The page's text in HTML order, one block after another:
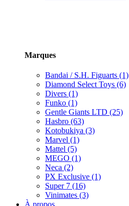
Marques
Bandai / S.H. Figuarts (1)
Diamond Select Toys (6)
Divers (1)
Funko (1)
Gentle Giants LTD (25)
Hasbro (63)
Kotobukiya (3)
Marvel (1)
Mattel (5)
MEGO (1)
Neca (2)
PX Exclusive (1)
Super 7 (16)
Vinimates (3)